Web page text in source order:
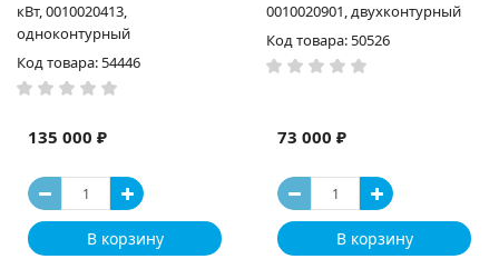
кВт, 0010020413,
одноконтурный
Код товара: 54446
135 000 ₽
В корзину
0010020901, двухконтурный
Код товара: 50526
73 000 ₽
В корзину